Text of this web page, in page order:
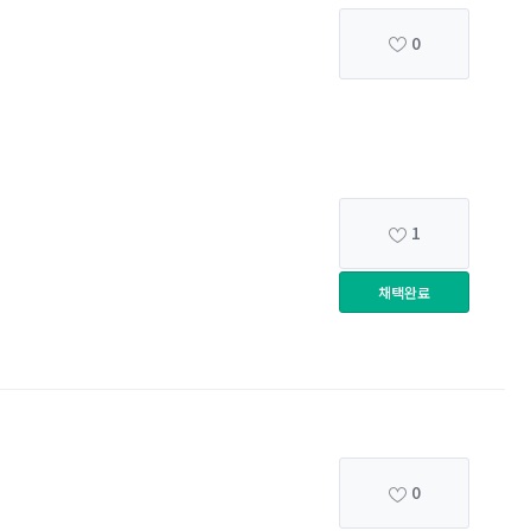
0
1
채택완료
0